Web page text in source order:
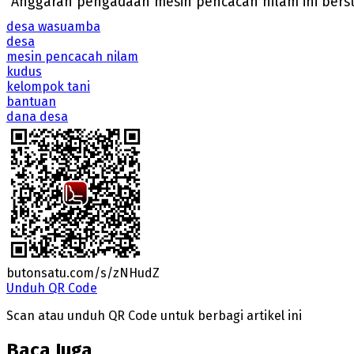
desa wasuamba
desa
mesin pencacah nilam
kudus
kelompok tani
bantuan
dana desa
butonsatu.com/s/zNHudZ
Unduh QR Code
Scan atau unduh QR Code untuk berbagi artikel ini